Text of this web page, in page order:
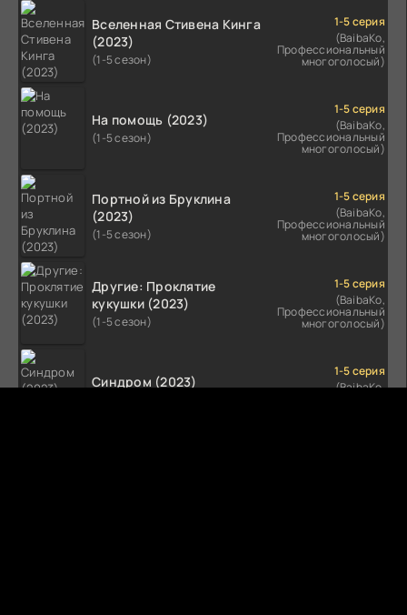
Вселенная Стивена Кинга
(2023)
(1-5 сезон)
1-5 серия
(BaibaKo,
Профессиональный
многоголосый)
На помощь (2023)
(1-5 сезон)
1-5 серия
(BaibaKo,
Профессиональный
многоголосый)
Портной из Бруклина
(2023)
(1-5 сезон)
1-5 серия
(BaibaKo,
Профессиональный
многоголосый)
Другие: Проклятие
кукушки (2023)
(1-5 сезон)
1-5 серия
(BaibaKo,
Профессиональный
многоголосый)
Синдром (2023)
1-5 серия
(BaibaKo,